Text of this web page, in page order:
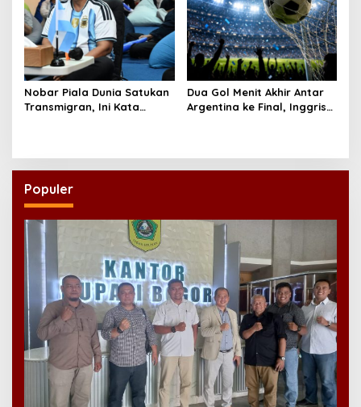
Nobar Piala Dunia Satukan
Transmigran, Ini Kata
Dua Gol Menit Akhir Antar
Argentina ke Final, Inggris
Populer